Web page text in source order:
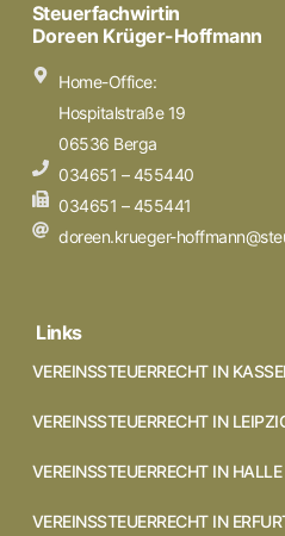
Steuerfachwirtin
Doreen Krüger-Hoffmann
Home-Office:
Hospitalstraße 19
06536 Berga
034651 – 455440
034651 – 455441
doreen.krueger-
Links
VEREINSSTEUERRECHT IN
VEREINSSTEUERRECHT IN
VEREINSSTEUERRECHT IN HALLE
VEREINSSTEUERRECHT IN